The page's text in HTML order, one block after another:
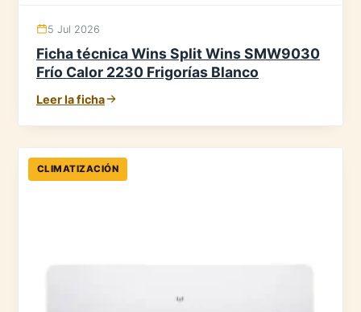
5 Jul 2026
Ficha técnica Wins Split Wins SMW9030
Frío Calor 2230 Frigorías Blanco
Leer la ficha
CLIMATIZACIÓN